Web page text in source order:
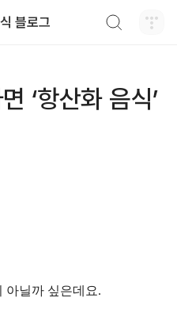
블로그
‘항산화 음식’
아닐까 싶은데요.